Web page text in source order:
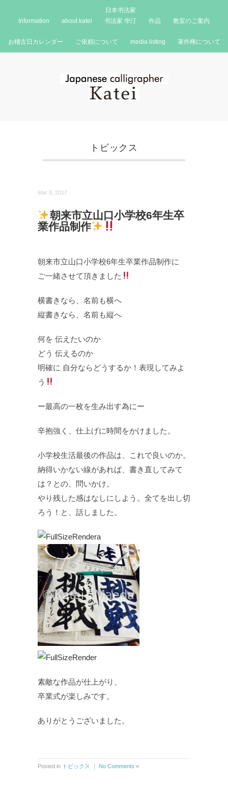
Information about katei
日本书法家
书法家 华汀
作品 教室のご案内
お稽古日カレンダー ご依頼について media listing 著作権について
トピックス
Mar 8, 2017
朝来市立山口小学校6年生卒
業作品制作
朝来市立山口小学校6年生卒業作品制作に
ご一緒させて頂きました
横書きなら、名前も横へ
縦書きなら、名前も縦へ
何を 伝えたいのか
どう 伝えるのか
明確に 自分ならどうするか！表現してみよ
う
ー最高の一枚を生み出す為にー
辛抱強く、仕上げに時間をかけました。
小学校生活最後の作品は、これで良いのか。
納得いかない線があれば、書き直してみて
は？との、問いかけ。
やり残した感はなしにしよう。全てを出し切
ろう！と、話しました。
素敵な作品が仕上がり、
卒業式が楽しみです。
ありがとうございました。
Posted in トピックス ｜ No Comments »